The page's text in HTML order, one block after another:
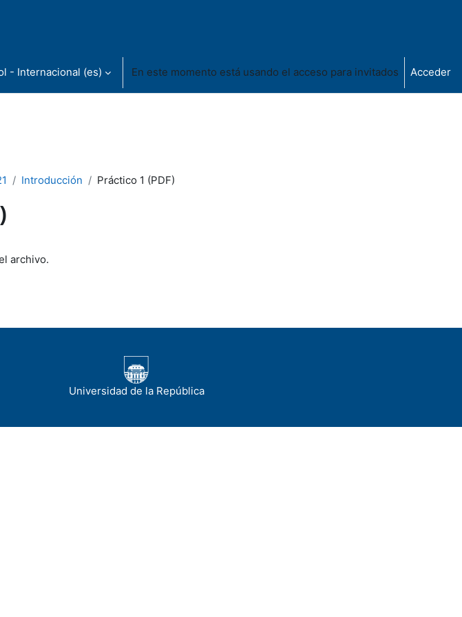
- Internacional ‎(es)‎ En este momento está usando el acceso para invitados Acceder
Introducción Práctico 1 (PDF)
archivo.
Universidad de la República